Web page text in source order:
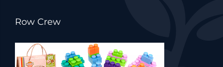
Row Crew